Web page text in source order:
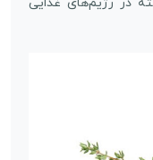
در رژیم‌های غذایی